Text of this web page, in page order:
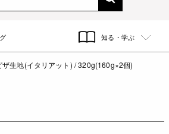
知る・学ぶ
ザ生地(イタリアット) / 320g(160g×2個)